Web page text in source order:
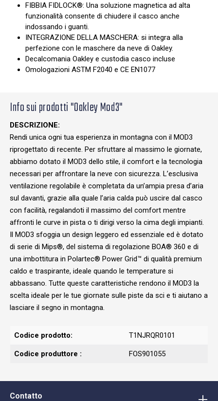
FIBBIA FIDLOCK®: Una soluzione magnetica ad alta
funzionalità consente di chiudere il casco anche
indossando i guanti.
INTEGRAZIONE DELLA MASCHERA: si integra alla
perfezione con le maschere da neve di Oakley.
Decalcomania Oakley e custodia casco incluse
Omologazioni ASTM F2040 e CE EN1077
Info sui prodotti "Oakley Mod3"
DESCRIZIONE:
Rendi unica ogni tua esperienza in montagna con il MOD3
riprogettato di recente. Per sfruttare al massimo le giornate,
abbiamo dotato il MOD3 dello stile, il comfort e la tecnologia
necessari per affrontare la neve con sicurezza. L’esclusiva
ventilazione regolabile è completata da un’ampia presa d’aria
sul davanti, grazie alla quale l’aria calda può uscire dal casco
con facilità, regalandoti il massimo del comfort mentre
affronti le curve in pista o ti dirigi verso la cima degli impianti.
Il MOD3 sfoggia un design leggero ed essenziale ed è dotato
di serie di Mips®, del sistema di regolazione BOA® 360 e di
una imbottitura in Polartec® Power Grid™ di qualità premium
caldo e traspirante, ideale quando le temperature si
abbassano. Tutte queste caratteristiche rendono il MOD3 la
scelta ideale per le tue giornate sulle piste da sci e ti aiutano a
lasciare il segno in montagna.
Codice prodotto: T1NJRQR0101
Codice produttore : FOS901055
Contatto